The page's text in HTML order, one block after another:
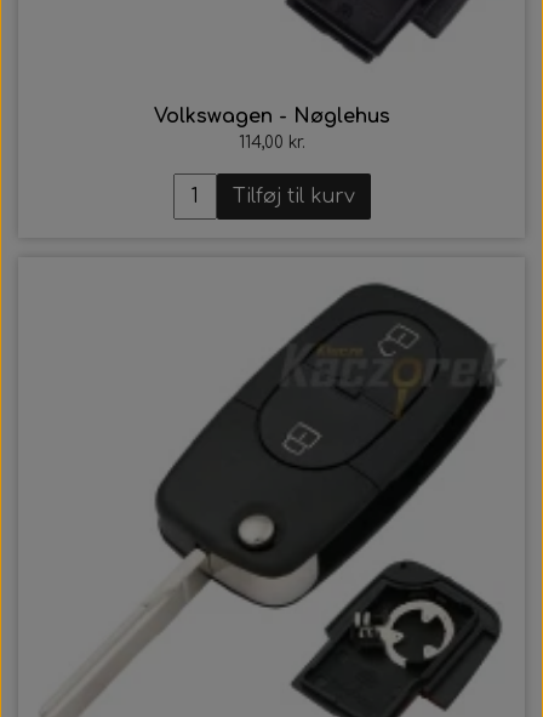
Volkswagen - Nøglehus
114,00 kr.
Tilføj til kurv